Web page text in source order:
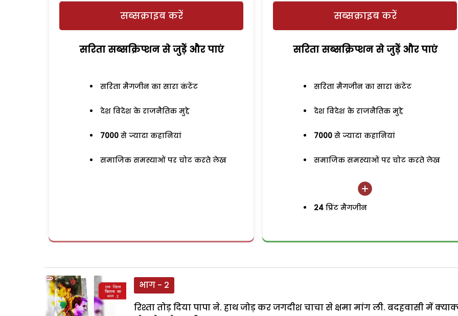
सब्सक्राइब करें
सरिता सब्सक्रिप्शन से जुड़ेें और पाएं
सरिता मैगजीन का सारा कंटेंट
देश विदेश के राजनैतिक मुद्दे
7000 से ज्यादा कहानियां
समाजिक समस्याओं पर चोट करते लेख
सब्सक्राइब करें
सरिता सब्सक्रिप्शन से जुड़ेें और पाएं
सरिता मैगजीन का सारा कंटेंट
देश विदेश के राजनैतिक मुद्दे
7000 से ज्यादा कहानियां
समाजिक समस्याओं पर चोट करते लेख
24 प्रिंट मैगजीन
भाग - 2
रिश्ता तोड़ दिया पापा ने. हाथ जोड़ कर जगदीश चाचा से क्षमा मांग ली. बदहवासी में